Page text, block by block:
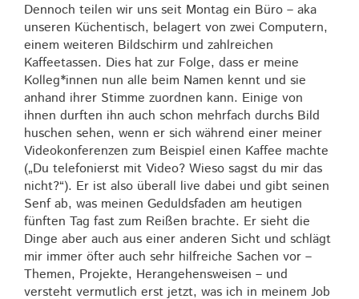
Dennoch teilen wir uns seit Montag ein Büro – aka
unseren Küchentisch, belagert von zwei Computern,
einem weiteren Bildschirm und zahlreichen
Kaffeetassen. Dies hat zur Folge, dass er meine
Kolleg*innen nun alle beim Namen kennt und sie
anhand ihrer Stimme zuordnen kann. Einige von
ihnen durften ihn auch schon mehrfach durchs Bild
huschen sehen, wenn er sich während einer meiner
Videokonferenzen zum Beispiel einen Kaffee machte
(„Du telefonierst mit Video? Wieso sagst du mir das
nicht?“). Er ist also überall live dabei und gibt seinen
Senf ab, was meinen Geduldsfaden am heutigen
fünften Tag fast zum Reißen brachte. Er sieht die
Dinge aber auch aus einer anderen Sicht und schlägt
mir immer öfter auch sehr hilfreiche Sachen vor –
Themen, Projekte, Herangehensweisen – und
versteht vermutlich erst jetzt, was ich in meinem Job